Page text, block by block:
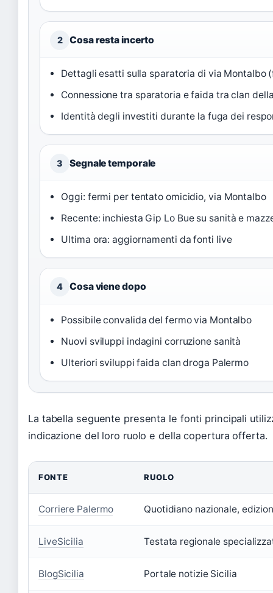
2 Cosa resta incerto
Dettagli esatti sulla sparatoria di via Montalbo
Connessione tra sparatoria e faida tra clan
Identità degli investiti durante la fuga dei
3 Segnale temporale
Oggi: fermi per tentato omicidio, via Montalbo
Recente: inchiesta Gip Lo Bue su sanità e
Ultima ora: aggiornamenti da fonti live
4 Cosa viene dopo
Possibile convalida del fermo via Montalbo
Nuovi sviluppi indagini corruzione sanità
Ulteriori sviluppi faida clan droga Palermo
La tabella seguente presenta le fonti principali
indicazione del loro ruolo e della copertura offerta.
FONTE RUOLO
Corriere Palermo Quotidiano nazionale,
LiveSicilia Testata regionale
BlogSicilia Portale notizie Sicilia